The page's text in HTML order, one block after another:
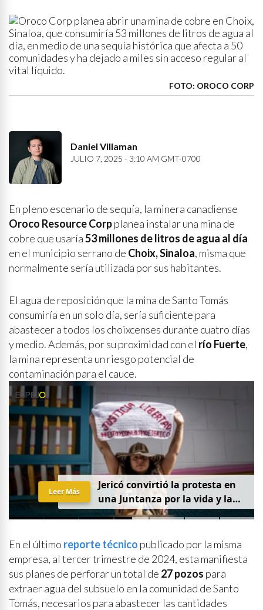
FOTO: OROCO CORP
Daniel Villaman
JULIO 7, 2025 - 3:10 AM GMT-0700
En pleno escenario de sequía, la minera canadiense
Oroco Resource Corpplanea instalar una mina de
cobre que usaría53 millones de litros de agua al día
en el municipio serrano de Choix, Sinaloa, misma que
normalmente sería utilizada por sus habitantes.
El agua de reposición que la mina de Santo Tomás
consumiría en un solo día, sería suficiente para
abastecer a todos los choixcenses durante cuatro días
y medio. Además, por su proximidad con el río Fuerte,
la mina representa un riesgo potencial de
contaminación para el cauce.
Jericó convirtió la protesta en
una Juntanza por la vida y la
justicia
Leer Más
En el último reporte técnico publicado por la misma
empresa, al tercer trimestre de 2024, esta manifiesta
sus planes de perforar un total de 27 pozos para
extraer agua del subsuelo en la comunidad de Santo
Tomás, necesarios para abastecer las cantidades